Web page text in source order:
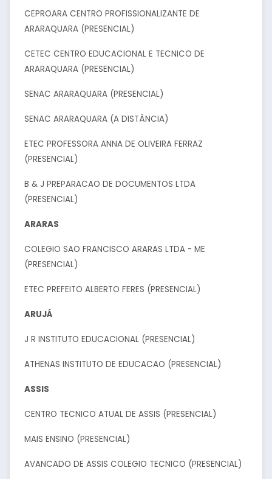
CEPROARA CENTRO PROFISSIONALIZANTE DE
ARARAQUARA (PRESENCIAL)
CETEC CENTRO EDUCACIONAL E TECNICO DE
ARARAQUARA (PRESENCIAL)
SENAC ARARAQUARA (PRESENCIAL)
SENAC ARARAQUARA (A DISTÂNCIA)
ETEC PROFESSORA ANNA DE OLIVEIRA FERRAZ
(PRESENCIAL)
B & J PREPARACAO DE DOCUMENTOS LTDA
(PRESENCIAL)
ARARAS
COLEGIO SAO FRANCISCO ARARAS LTDA - ME
(PRESENCIAL)
ETEC PREFEITO ALBERTO FERES (PRESENCIAL)
ARUJÁ
J R INSTITUTO EDUCACIONAL (PRESENCIAL)
ATHENAS INSTITUTO DE EDUCACAO (PRESENCIAL)
ASSIS
CENTRO TECNICO ATUAL DE ASSIS (PRESENCIAL)
MAIS ENSINO (PRESENCIAL)
AVANCADO DE ASSIS COLEGIO TECNICO (PRESENCIAL)